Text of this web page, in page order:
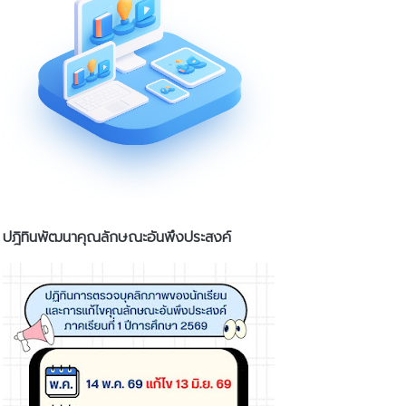
ปฎิทินพัฒนาคุณลักษณะอันพึงประสงค์